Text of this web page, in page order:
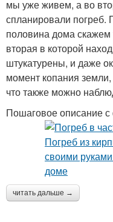
мы уже живем, а во
спланировали
половина дома
вторая в которой
штукатурены, и даже
момент копания
что также можно
Пошаговое описание
читать дальше →